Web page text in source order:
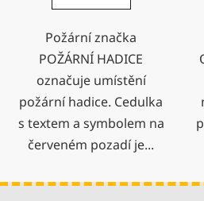
Požární značka
POŽÁRNÍ HADICE
označuje umístění
požární hadice. Cedulka
s textem a symbolem na
červeném pozadí je...